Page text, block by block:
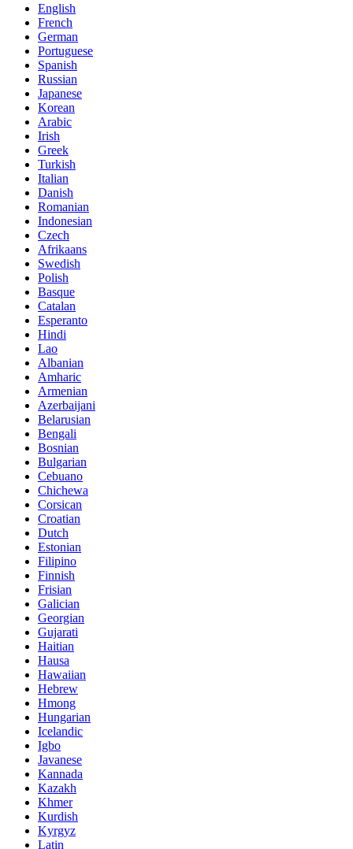
English
French
German
Portuguese
Spanish
Russian
Japanese
Korean
Arabic
Irish
Greek
Turkish
Italian
Danish
Romanian
Indonesian
Czech
Afrikaans
Swedish
Polish
Basque
Catalan
Esperanto
Hindi
Lao
Albanian
Amharic
Armenian
Azerbaijani
Belarusian
Bengali
Bosnian
Bulgarian
Cebuano
Chichewa
Corsican
Croatian
Dutch
Estonian
Filipino
Finnish
Frisian
Galician
Georgian
Gujarati
Haitian
Hausa
Hawaiian
Hebrew
Hmong
Hungarian
Icelandic
Igbo
Javanese
Kannada
Kazakh
Khmer
Kurdish
Kyrgyz
Latin